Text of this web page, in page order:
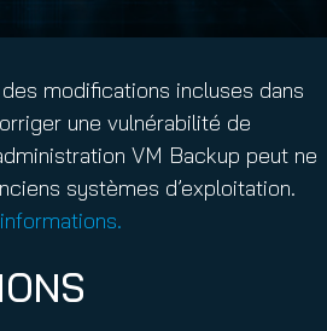
des modifications incluses dans
une vulnérabilité de
VM Backup peut ne
systèmes d’exploitation.